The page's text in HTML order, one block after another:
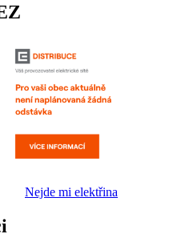
Nejde mi elektřina